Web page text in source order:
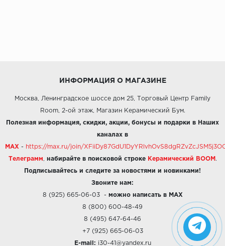
ИНФОРМАЦИЯ О МАГАЗИНЕ
Москва, Ленинградское шоссе дом 25, Торговый Центр Family
Room, 2-ой этаж, Магазин Керамический Бум.
Полезная информация, скидки, акции, бонусы и подарки в Наших
каналах в
MAX - https://max.ru/join/
Телеграмм набирайте в поисковой строке Керамический BOOM .
Подписывайтесь и следите за новостями и новинками!
Звоните нам:
8 (925) 665-06-03- можно написать в MAX
8 (800) 600-48-49
8 (495) 647-64-46
+7 (925) 665-06-03
E-mail: i30-41@yandex.ru